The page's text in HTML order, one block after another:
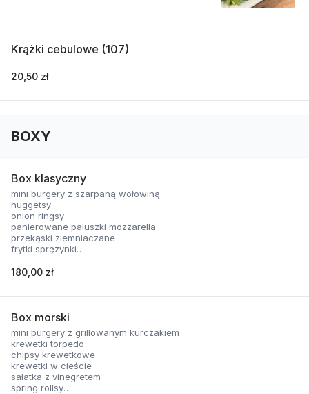
Krążki cebulowe (107)
20,50 zł
BOXY
Box klasyczny
mini burgery z szarpaną wołowiną
nuggetsy
onion ringsy
panierowane paluszki mozzarella
przekąski ziemniaczane
frytki sprężynki
skrzydełka panierowane
180,00 zł
Box morski
mini burgery z grillowanym kurczakiem
krewetki torpedo
chipsy krewetkowe
krewetki w cieście
sałatka z vinegretem
spring rollsy